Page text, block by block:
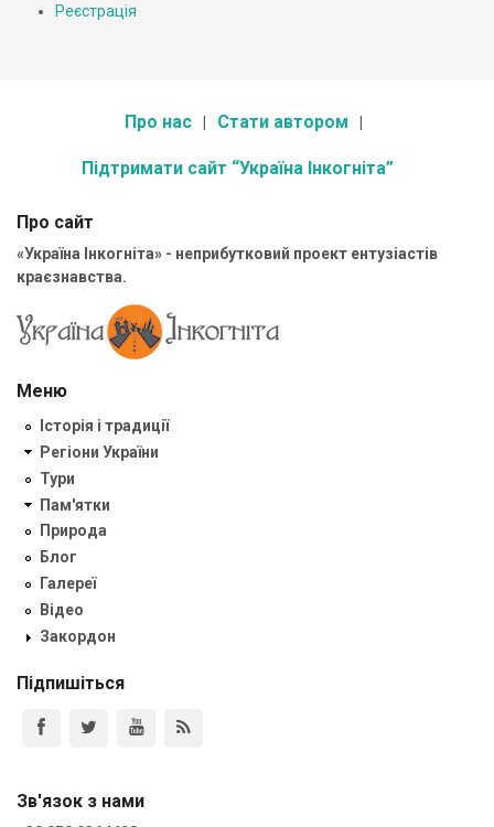
Реєстрація
Про нас Стати автором
Підтримати сайт “Україна Інкогніта”
Про сайт
«Україна Інкогніта» - неприбутковий проект ентузіастів
краєзнавства.
Меню
Історія і традиції
Регіони України
Тури
Пам'ятки
Природа
Блог
Галереї
Відео
Закордон
Підпишіться
Зв'язок з нами